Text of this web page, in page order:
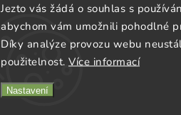
Jezto vás žádá o souhlas s
abychom vám umožnili pohodlné
Díky analýze provozu webu
použitelnost. Více informací
Nastavení
Box na potraviny 950 ml,
kulatý, sklo, Lékué